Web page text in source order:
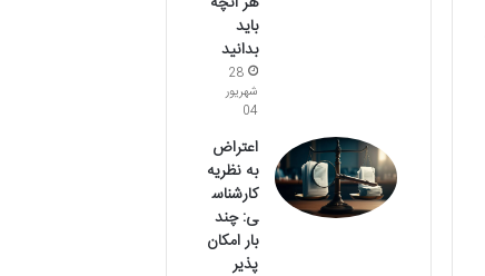
باید
بدانید
28
شهریور
04
اعتراض
به نظریه
کارشناس
ی: چند
بار امکان
پذیر